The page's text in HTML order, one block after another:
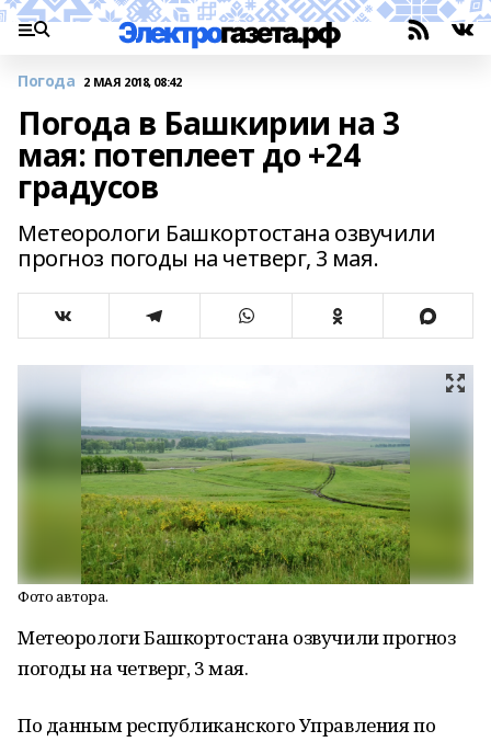
Погода 2 МАЯ 2018, 08:42
Погода в Башкирии на 3
мая: потеплеет до +24
градусов
Метеорологи Башкортостана озвучили
прогноз погоды на четверг, 3 мая.
Фото автора.
Метеорологи Башкортостана озвучили прогноз
погоды на четверг, 3 мая.
По данным республиканского Управления по